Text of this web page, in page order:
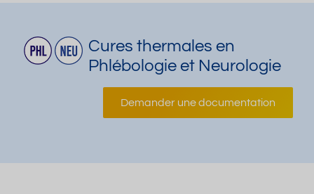
Cures thermales en
Phlébologie et Neurologie
Demander une documentation